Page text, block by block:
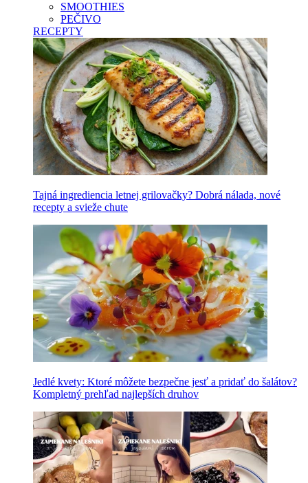
SMOOTHIES
PEČIVO
RECEPTY
Tajná ingrediencia letnej grilovačky? Dobrá nálada, nové
recepty a svieže chute
Jedlé kvety: Ktoré môžete bezpečne jesť a pridať do šalátov?
Kompletný prehľad najlepších druhov